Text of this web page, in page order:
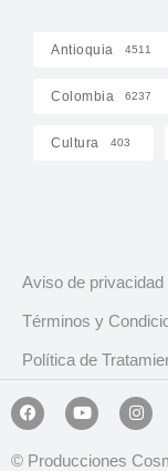
Antioquia 4511
Colombia 6237
Cultura 403
Aviso de privacidad
Términos y
Política de
© Producciones